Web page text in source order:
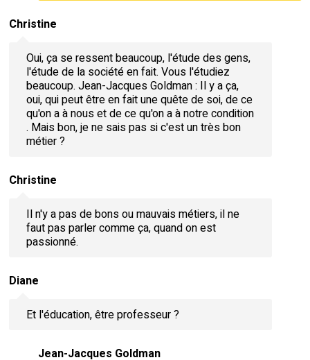
Christine
Oui, ça se ressent beaucoup, l'étude des gens,
l'étude de la société en fait. Vous l'étudiez
beaucoup. Jean-Jacques Goldman : Il y a ça,
oui, qui peut être en fait une quête de soi, de ce
qu'on a à nous et de ce qu'on a à notre condition
. Mais bon, je ne sais pas si c'est un très bon
métier ?
Christine
Il n'y a pas de bons ou mauvais métiers, il ne
faut pas parler comme ça, quand on est
passionné.
Diane
Et l'éducation, être professeur ?
Jean-Jacques Goldman